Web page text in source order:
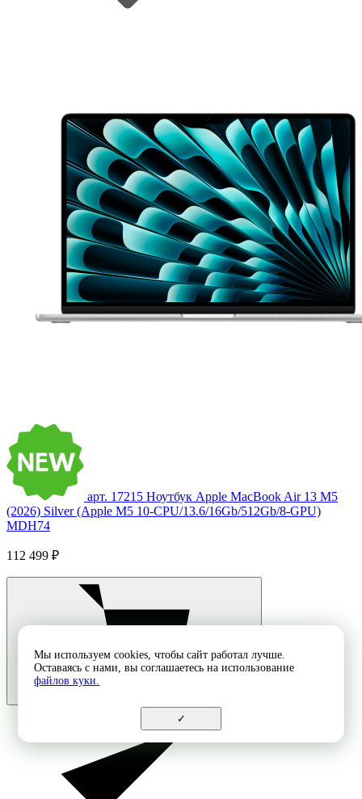
арт. 17215 Ноутбук Apple MacBook Air 13 M5
(2026) Silver (Apple M5 10-CPU/13.6/16Gb/512Gb/8-GPU)
MDH74
112 499 ₽
Мы используем cookies, чтобы сайт работал лучше.
Оставаясь с нами, вы соглашаетесь на использование
файлов куки.
✓